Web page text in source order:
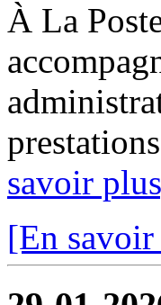
À La
savoir
[En